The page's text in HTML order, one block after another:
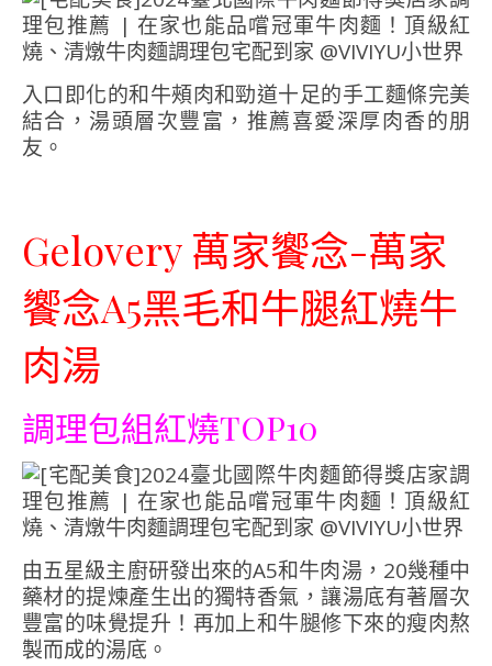
入口即化的和牛頰肉和勁道十足的手工麵條完美
結合，湯頭層次豐富，推薦喜愛深厚肉香的朋
友。
Gelovery 萬家饗念-萬家
饗念A5黑毛和牛腿紅燒牛
肉湯
調理包組紅燒TOP10
由五星級主廚研發出來的A5和牛肉湯， 20幾種中
藥材的提煉產生出的獨特香氣，讓湯底有著層次
豐富的味覺提升！再加上和牛腿修下來的瘦肉熬
製而成的湯底。